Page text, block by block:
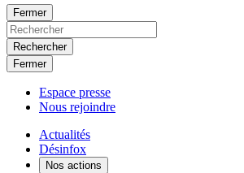
Fermer
Rechercher
Fermer
Espace presse
Nous rejoindre
Actualités
Désinfox
Nos actions